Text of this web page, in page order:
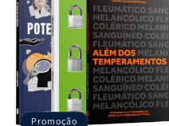
da
Alma
|
O
Vício
Agradar
da
Alma
|
O
Vício
de
Agradar
Promoção